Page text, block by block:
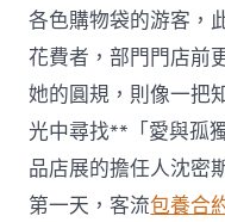
各色購物袋的游客，
花費者，部門門店前
她的圓規，則像一把
光中尋找**「愛與孤
品店展的擔任人沈密
第一天，客流包養合